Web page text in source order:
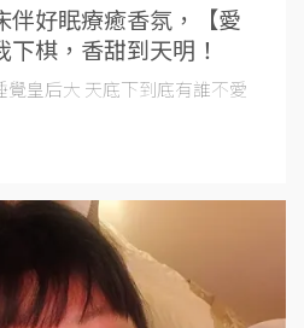
伴好眠療癒香氛，【愛
棋，香甜到天明！
覺皇后大 天底下到底有誰不愛